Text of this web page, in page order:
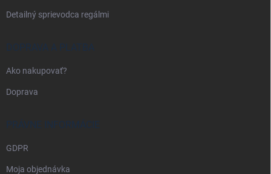
Detailný sprievodca regálmi
DOPRAVA A PLATBA
Ako nakupovať?
Doprava
PRÁVNE INFORMÁCIE
GDPR
Moja objednávka